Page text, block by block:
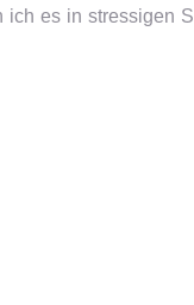
es in